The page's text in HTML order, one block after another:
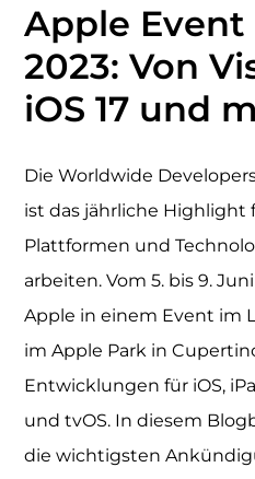
Apple Event
2023: Von
iOS 17 und
Die Worldwide
ist das jährliche Highlight
Plattformen und
arbeiten. Vom 5. bis 9.
Apple in einem Event im
im Apple Park in
Entwicklungen für iOS,
und tvOS. In diesem
die wichtigsten